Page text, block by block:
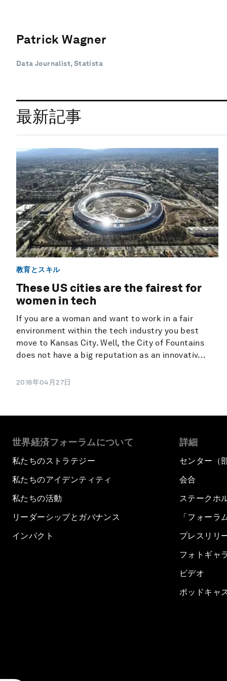
Patrick Wagner
Data Journalist, Statista
最新記事
教育とスキル
These US cities are the fairest for
women in tech
If you are a woman and want to work in a fair
environment within the tech industry you best
move to Kansas City. Well, the City of Fountains
does not have a big reputation as an innovativ...
2018年04月27日
世界経済フォーラムについて
私たちのストラテジー
私たちのアイデンティティ
私たちの活動
リーダーシップとガバナンス
インパクト
詳細
センター（
会合
ステークホ
「フォーラ
プレスリリ
フォトギャ
ビデオ
ポッドキャ